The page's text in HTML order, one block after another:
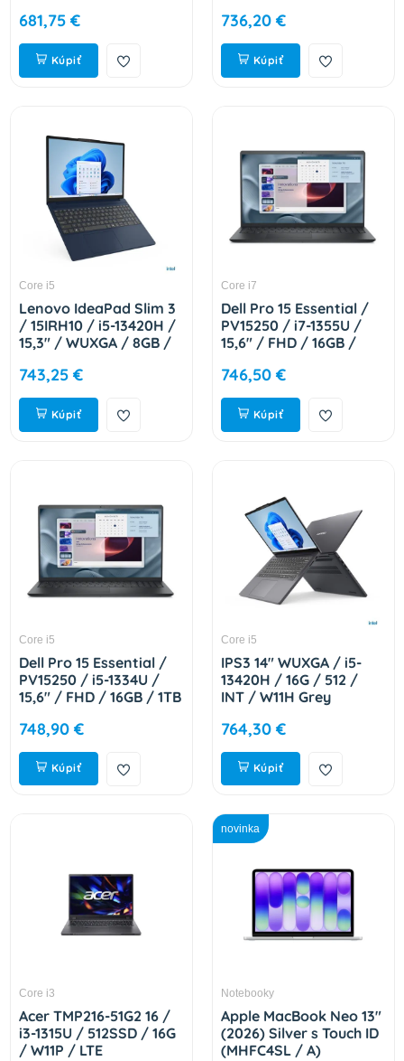
/ Gray / 2R
83HR0061CK
681,75 €
Kúpiť
2R 9S7-15K111-2265
736,20 €
Kúpiť
Core i5
Lenovo IdeaPad Slim 3
/ 15IRH10 / i5-13420H /
15,3" / WUXGA / 8GB /
OS / Cosmic Blue / 2R
83K101JUCK
743,25 €
Kúpiť
Core i7
Dell Pro 15 Essential /
PV15250 / i7-1355U /
15,6" / FHD / 16GB /
/ Black / 3R NBD J9KYX
746,50 €
Kúpiť
Core i5
Dell Pro 15 Essential /
PV15250 / i5-1334U /
15,6" / FHD / 16GB / 1TB
Silver / 3R NBD H67ND
748,90 €
Kúpiť
Core i5
IPS3 14" WUXGA / i5-
13420H / 16G / 512 /
INT / W11H Grey
764,30 €
Kúpiť
Core i3
Acer TMP216-51G2 16 /
i3-1315U / 512SSD / 16G
/ W11P / LTE
novinka
Notebooky
Apple MacBook Neo 13"
(2026) Silver s Touch ID
(MHFC4SL / A)